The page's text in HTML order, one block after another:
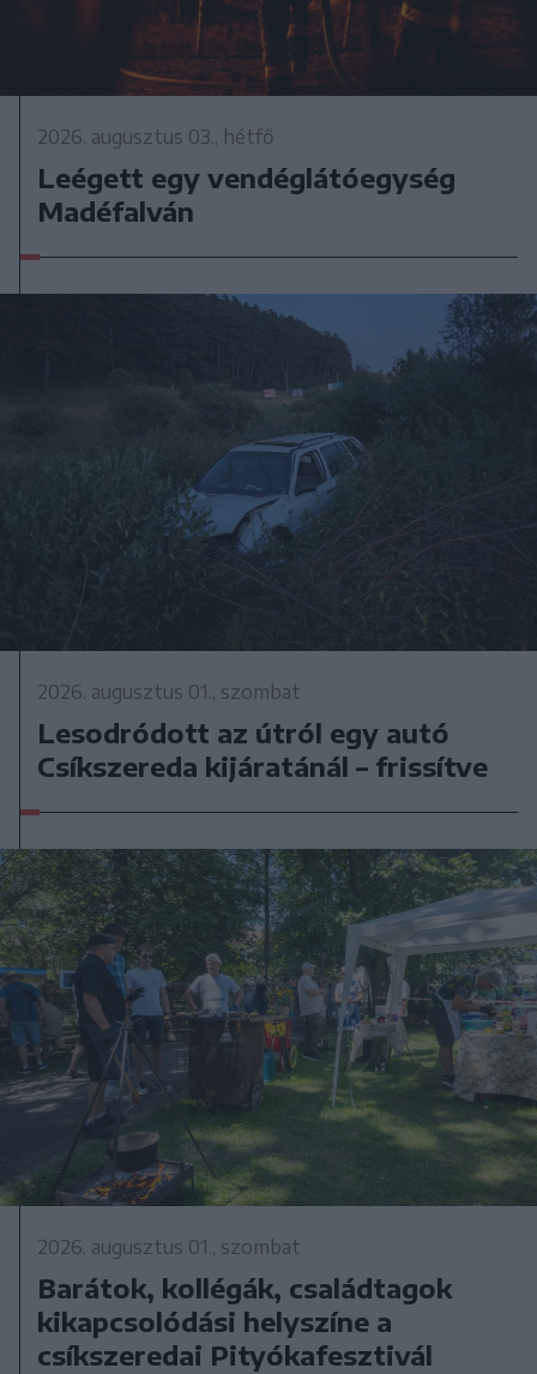
2026. augusztus 03., hétfő
Leégett egy vendéglátóegység
Madéfalván
2026. augusztus 01., szombat
Lesodródott az útról egy autó
Csíkszereda kijáratánál – frissítve
2026. augusztus 01., szombat
Barátok, kollégák, családtagok
kikapcsolódási helyszíne a
csíkszeredai Pityókafesztivál